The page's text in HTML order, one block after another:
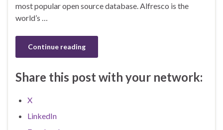
most popular open source database. Alfresco is the
world’s …
Continue reading
Share this post with your network:
X
LinkedIn